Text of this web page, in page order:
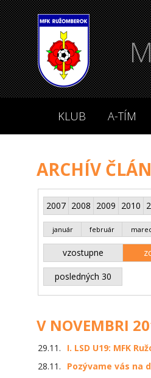
KLUB A-TÍM
ARCHÍV
2007 2008 2009 2010
január február
vzostupne
posledných 30
V NOVEMBRI
29.11.
I. LSD U19: MFK
28.11.
Pozývame vás na